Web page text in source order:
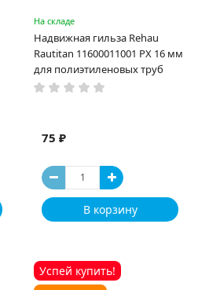
На складе
Надвижная гильза Rehau
Rautitan 11600011001 PX 16 мм
для полиэтиленовых труб
75 ₽
В корзину
Успей купить!